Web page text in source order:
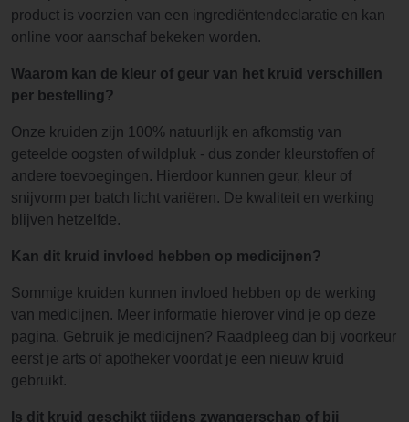
product is voorzien van een ingrediëntendeclaratie en kan
online voor aanschaf bekeken worden.
Waarom kan de kleur of geur van het kruid verschillen
per bestelling?
Onze kruiden zijn 100% natuurlijk en afkomstig van
geteelde oogsten of wildpluk - dus zonder kleurstoffen of
andere toevoegingen. Hierdoor kunnen geur, kleur of
snijvorm per batch licht variëren. De kwaliteit en werking
blijven hetzelfde.
Kan dit kruid invloed hebben op medicijnen?
Sommige kruiden kunnen invloed hebben op de werking
van medicijnen. Meer informatie hierover vind je op deze
pagina. Gebruik je medicijnen? Raadpleeg dan bij voorkeur
eerst je arts of apotheker voordat je een nieuw kruid
gebruikt.
Is dit kruid geschikt tijdens zwangerschap of bij